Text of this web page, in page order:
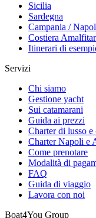
Sicilia
Sardegna
Campania /
Costiera
Itinerari di
Servizi
Chi siamo
Gestione yacht
Sui catamarani
Guida ai prezzi
Charter di lusso
Charter Napoli e
Come prenotare
Modalità di
FAQ
Guida di viaggio
Lavora con noi
Boat4You Group